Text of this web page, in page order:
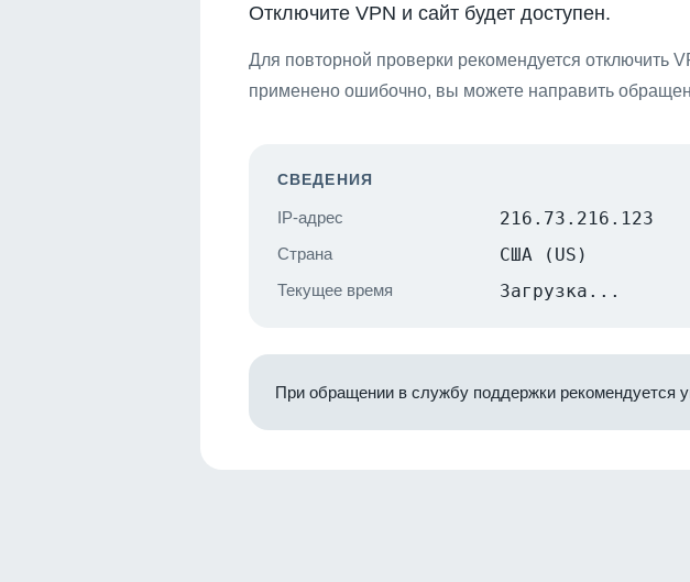
Отключите VPN и сайт будет доступен.
Для повторной проверки рекомендуется отключить
применено ошибочно, вы можете направить
СВЕДЕНИЯ
IP-адрес 216.73.216.123
Страна США (US)
Текущее время Загрузка...
При обращении в службу поддержки рекомендуется